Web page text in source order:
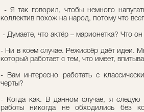
- Я так говорил, чтобы немного
коллектив похож на народ, потому что
- Думаете, что актёр – марионетка? Что
- Ни в коем случае. Режиссёр даёт идеи.
который работает с тем, что имеет,
- Вам интересно работать с
черты?
- Когда как. В данном случае, я следую
работы никогда не обходились без